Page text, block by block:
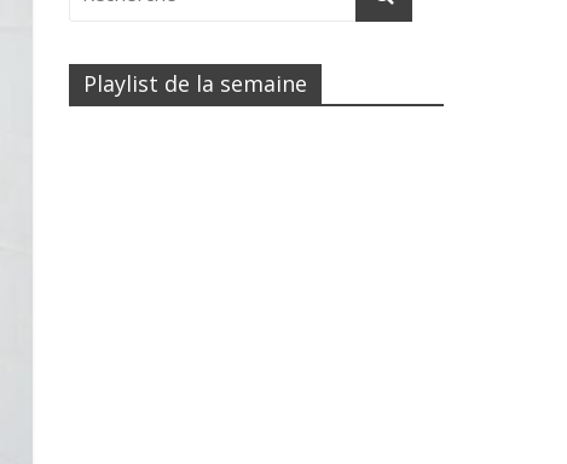
Playlist de la semaine